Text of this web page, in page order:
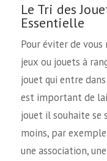
Le Tri des
Essentielle
Pour éviter de
jeux ou jouets à
jouet qui entre
est important de
jouet il souhaite se
moins, par
une association,